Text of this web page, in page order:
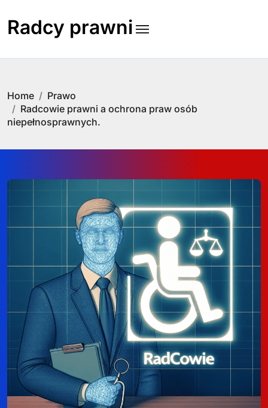
content
Radcy prawni
Home
Prawo
Radcowie prawni a ochrona praw osób
niepełnosprawnych.